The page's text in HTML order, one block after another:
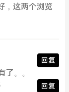
，这两个浏览
回复
。。
回复